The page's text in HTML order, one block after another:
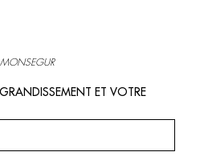
MONSEGUR
ET VOTRE